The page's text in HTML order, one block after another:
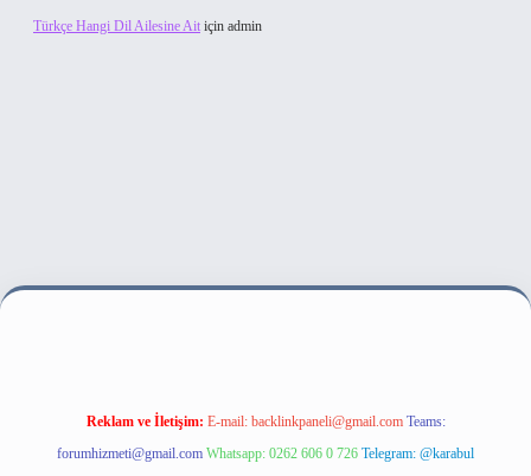
Türkçe Hangi Dil Ailesine Ait için admin
Reklam ve İletişim: E-mail: backlinkpaneli@gmail.com Teams:
forumhizmeti@gmail.com Whatsapp: 0262 606 0 726 Telegram: @karabul